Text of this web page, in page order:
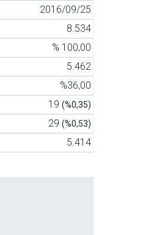
2016/09/25
8.534
% 100,00
5.462
%36,00
19 (%0,35)
29 (%0,53)
5.414